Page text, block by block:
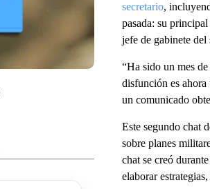
secretario,
pasada: su
jefe de gabinete del
“Ha sido un mes
disfunción es ahora
un comunicado
Este segundo chat
sobre planes
chat se creó
elaborar